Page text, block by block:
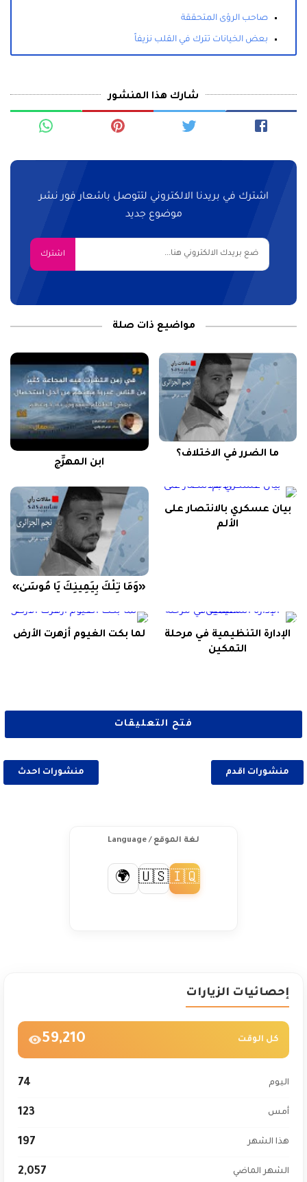
صاحب الرؤى المتحققة
بعض الخيانات تترك في القلب نزيفاً
شارك هذا المنشور
اشترك في بريدنا الالكتروني لتتوصل باشعار فور نشر
موضوع جديد
مواضيع ذات صلة
ما الضرر في الاختلاف؟
ابن المهرِّج
بيان عسكري بالانتصار على
الألم
«وَمَا تِلْكَ بِيَمِينِكَ يَا مُوسَىٰ»
الإدارة التنظيمية في مرحلة
التمكين
لما بكت الغيوم أزهرت الأرض
فتح التعليقات
منشورات احدث منشورات اقدم
لغة الموقع / Language
🇮🇶
🇺🇸
🌍
إحصائيات الزيارات
كل الوقت 59,210
اليوم 74
أمس 123
هذا الشهر 197
الشهر الماضي 2,057